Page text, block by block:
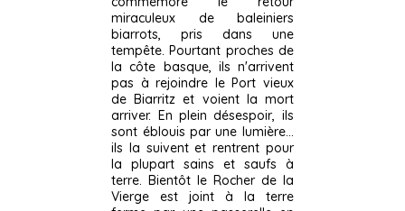
miraculeux de baleiniers
biarrots, pris dans une
tempête. Pourtant proches de
la côte basque, ils n'arrivent
pas à rejoindre le Port vieux
de Biarritz et voient la mort
arriver. En plein désespoir, ils
sont éblouis par une lumière...
ils la suivent et rentrent pour
la plupart sains et saufs à
terre. Bientôt le Rocher de la
Vierge est joint à la terre